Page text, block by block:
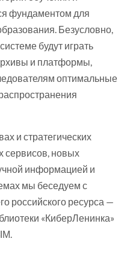
фундаментом для
Безусловно,
будут играть
и платформы,
оптимальные
и стратегических
сервисов, новых
информацией и
мы беседуем с
российского ресурса —
«КиберЛенинка»